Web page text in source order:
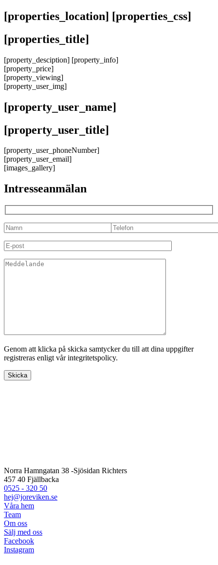
Hoppa
till
[properties_location] [properties_css]
[properties_title]
[property_desciption] [property_info]
[property_price]
[property_viewing]
[property_user_img]
[property_user_name]
[property_user_title]
[property_user_phoneNumber]
[property_user_email]
[images_gallery]
Intresseanmälan
Genom att klicka på skicka samtycker du till att dina uppgifter
registreras enligt vår integritetspolicy.
Norra Hamngatan 38 -Sjösidan Richters
457 40 Fjällbacka
0525 - 320 50
hej@joreviken.se
Våra hem
Team
Om oss
Sälj med oss
Facebook
Instagram